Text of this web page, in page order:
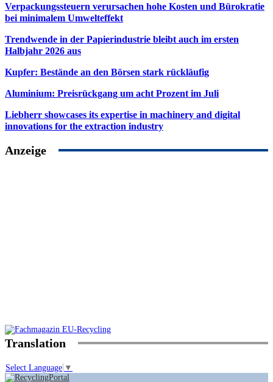
Verpackungssteuern verursachen hohe Kosten und Bürokratie
bei minimalem Umwelteffekt
Trendwende in der Papierindustrie bleibt auch im ersten
Halbjahr 2026 aus
Kupfer: Bestände an den Börsen stark rückläufig
Aluminium: Preisrückgang um acht Prozent im Juli
Liebherr showcases its expertise in machinery and digital
innovations for the extraction industry
Anzeige
Translation
Select Language ▼